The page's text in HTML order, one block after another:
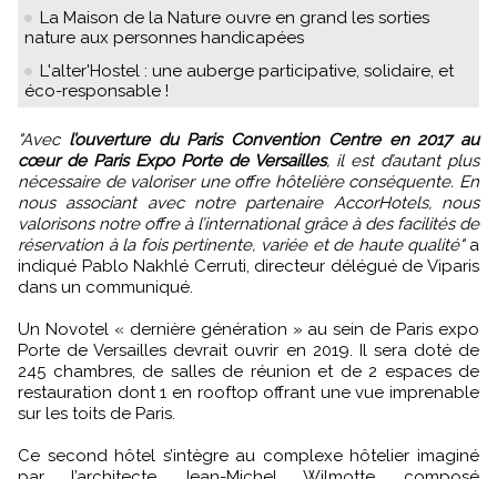
La Maison de la Nature ouvre en grand les sorties
nature aux personnes handicapées
L'alter'Hostel : une auberge participative, solidaire, et
éco-responsable !
"Avec l’ouverture du Paris Convention Centre en 2017 au
cœur de Paris Expo Porte de Versailles, il est d’autant plus
nécessaire de valoriser une offre hôtelière conséquente. En
nous associant avec notre partenaire AccorHotels, nous
valorisons notre offre à l’international grâce à des facilités de
réservation à la fois pertinente, variée et de haute qualité"a
indiqué Pablo Nakhlé Cerruti, directeur délégué de Viparis
dans un communiqué.
Un Novotel « dernière génération » au sein de Paris expo
Porte de Versailles devrait ouvrir en 2019. Il sera doté de
245 chambres, de salles de réunion et de 2 espaces de
restauration dont 1 en rooftop offrant une vue imprenable
sur les toits de Paris.
Ce second hôtel s’intègre au complexe hôtelier imaginé